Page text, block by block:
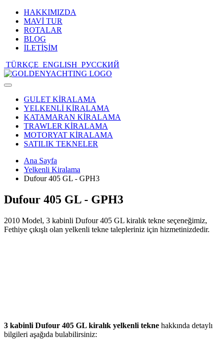
HAKKIMIZDA
MAVİ TUR
ROTALAR
BLOG
İLETİŞİM
TÜRKÇE ENGLISH РУССКИЙ
Toggle
navigationGULET KİRALAMA
YELKENLİ KİRALAMA
KATAMARAN KİRALAMA
TRAWLER KİRALAMA
MOTORYAT KİRALAMA
SATILIK TEKNELER
Ana Sayfa
Yelkenli Kiralama
Dufour 405 GL - GPH3
Dufour 405 GL - GPH3
2010 Model, 3 kabinli Dufour 405 GL kiralık tekne seçeneğimiz,
Fethiye çıkışlı olan yelkenli tekne talepleriniz için hizmetinizdedir.
3 kabinli Dufour 405 GL kiralık yelkenli tekne hakkında detaylı
bilgileri aşağıda bulabilirsiniz: